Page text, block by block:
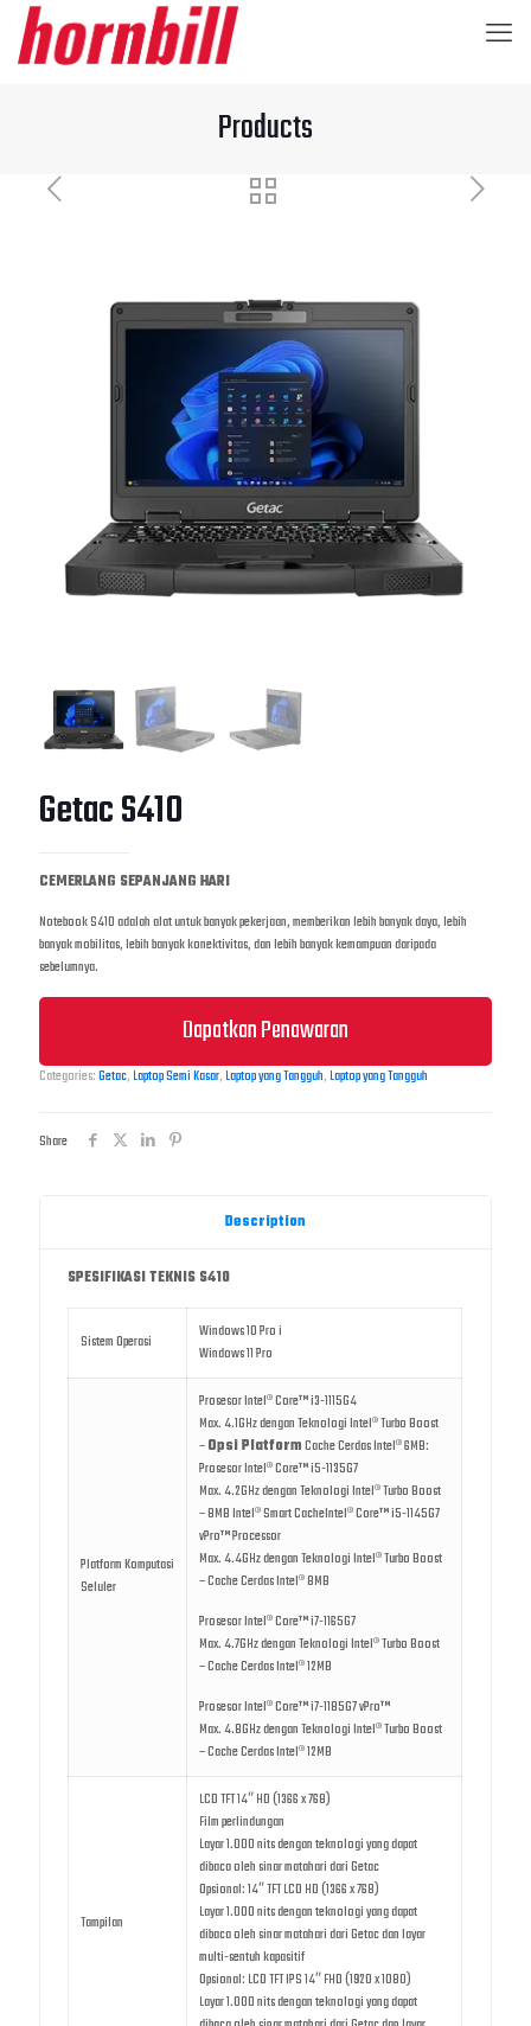
Products
Getac S410
CEMERLANG SEPANJANG HARI
Notebook S410 adalah alat untuk banyak pekerjaan, memberikan lebih banyak daya, lebih
banyak mobilitas, lebih banyak konektivitas, dan lebih banyak kemampuan daripada
sebelumnya.
Dapatkan Penawaran
Categories:Getac, Laptop Semi Kasar, Laptop yang Tangguh, Laptop yang Tangguh
Share
Description
SPESIFIKASI TEKNIS S410
Sistem Operasi
Windows 10 Pro i
Windows 11 Pro
Platform Komputasi
Seluler
Prosesor Intel® Core™ i3-1115G4
Max. 4.1GHz dengan Teknologi Intel® Turbo Boost
–Opsi PlatformCache Cerdas Intel® 6MB:
Prosesor Intel® Core™ i5-1135G7
Max. 4.2GHz dengan Teknologi Intel® Turbo Boost
– 8MB Intel® Smart CacheIntel® Core™ i5-1145G7
vPro™ Processor
Max. 4.4GHz dengan Teknologi Intel® Turbo Boost
– Cache Cerdas Intel® 8MB
Prosesor Intel® Core™ i7-1165G7
Max. 4.7GHz dengan Teknologi Intel® Turbo Boost
– Cache Cerdas Intel® 12MB
Prosesor Intel® Core™ i7-1185G7 vPro™
Max. 4.8GHz dengan Teknologi Intel® Turbo Boost
– Cache Cerdas Intel® 12MB
Tampilan
LCD TFT 14″ HD (1366 x 768)
Film perlindungan
Layar 1.000 nits dengan teknologi yang dapat
dibaca oleh sinar matahari dari Getac
Opsional: 14″ TFT LCD HD (1366 x 768)
Layar 1.000 nits dengan teknologi yang dapat
dibaca oleh sinar matahari dari Getac dan layar
multi-sentuh kapasitif
Opsional: LCD TFT IPS 14″ FHD (1920 x 1080)
Layar 1.000 nits dengan teknologi yang dapat